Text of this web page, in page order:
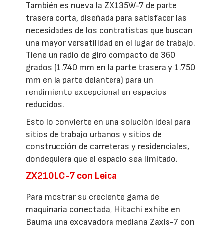
También es nueva la ZX135W-7 de parte
trasera corta, diseñada para satisfacer las
necesidades de los contratistas que buscan
una mayor versatilidad en el lugar de trabajo.
Tiene un radio de giro compacto de 360 ​​
grados (1.740 mm en la parte trasera y 1.750
mm en la parte delantera) para un
rendimiento excepcional en espacios
reducidos.
Esto lo convierte en una solución ideal para
sitios de trabajo urbanos y sitios de
construcción de carreteras y residenciales,
dondequiera que el espacio sea limitado.
ZX210LC-7 con Leica
Para mostrar su creciente gama de
maquinaria conectada, Hitachi exhibe en
Bauma una excavadora mediana Zaxis-7 con